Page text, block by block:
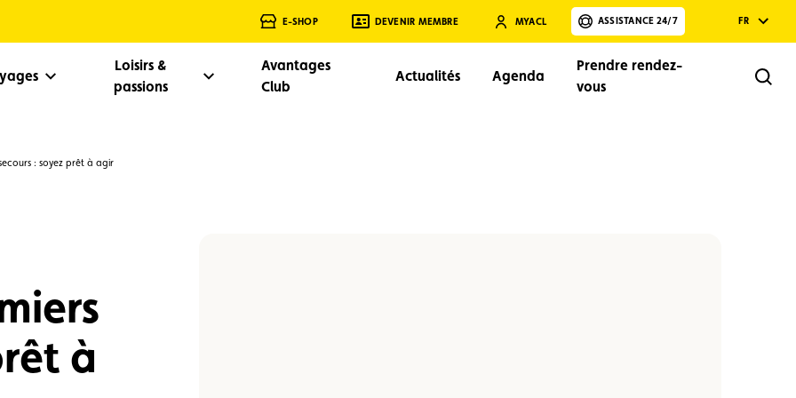
E-SHOP DEVENIR MEMBRE MYACL ASSISTANCE 24/7 FR
Loisirs &
passions
Avantages
Club
Actualités Agenda
Prendre rendez-
vous
: soyez prêt à agir
à